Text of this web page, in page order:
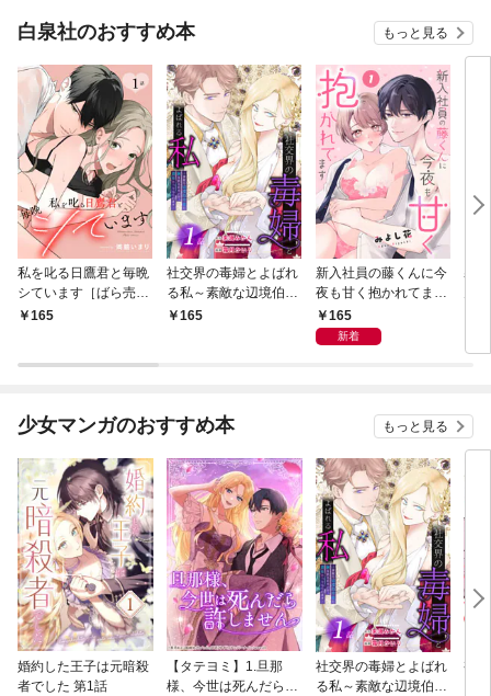
白泉社のおすすめ本 もっと見る
私を叱る日鷹君と毎晩
シています［ばら売
り］ 第1話
165
社交界の毒婦とよばれ
る私～素敵な辺境伯令
息に腕を折られたの
165
新入社員の藤くんに今
夜も甘く抱かれてます
［ばら売り］ 第1話
165
新着
寡
～
少女マンガのおすすめ本 もっと見る
婚約した王子は元暗殺
者でした 第1話
【タテヨミ】1.旦那
様、今世は死んだら許
社交界の毒婦とよばれ
る私～素敵な辺境伯令
視